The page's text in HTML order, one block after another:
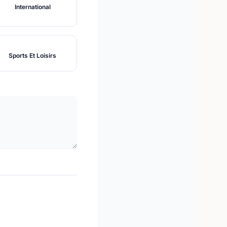
International
Sports Et Loisirs